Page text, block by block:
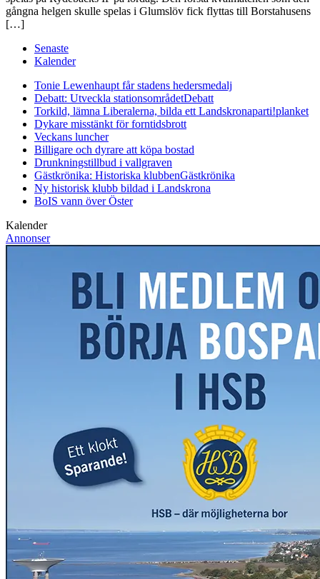
gångna helgen skulle spelas i Glumslöv fick flyttas till Borstahusens
[…]
Senaste
Kalender
Tonie Lewenhaupt får stadens hedersmedalj
Debatt: Utveckla stationsområdetDebatt
Torkild, lämna Liberalerna, bilda ett Landskronaparti!planket
Dykare misstänkt för forntidsbrott
Veckans luncher
Billigare och dyrare att köpa bostad
Drunkningstillbud i vallgraven
Gästkrönika: Historiska klubbenGästkrönika
Ny historisk klubb bildad i Landskrona
BoIS vann över Öster
Kalender
Annonser